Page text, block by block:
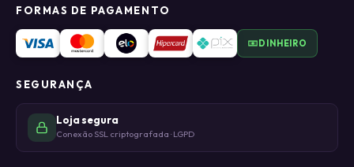
FORMAS DE PAGAMENTO
DINHEIRO
SEGURANÇA
Loja segura
Conexão SSL criptografada · LGPD